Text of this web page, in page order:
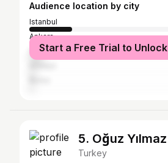
Audience location by city
Istanbul
Ankara
İzmirStart a Free Trial to Unlock
5. Oğuz Yılmaz
Turkey